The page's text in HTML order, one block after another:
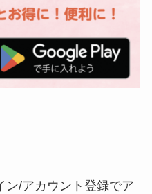
ン/アカウント登録でア